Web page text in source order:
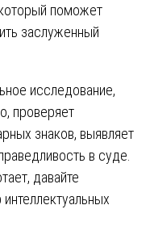
поможет
заслуженный
исследование,
проверяет
знаков, выявляет
в суде.
давайте